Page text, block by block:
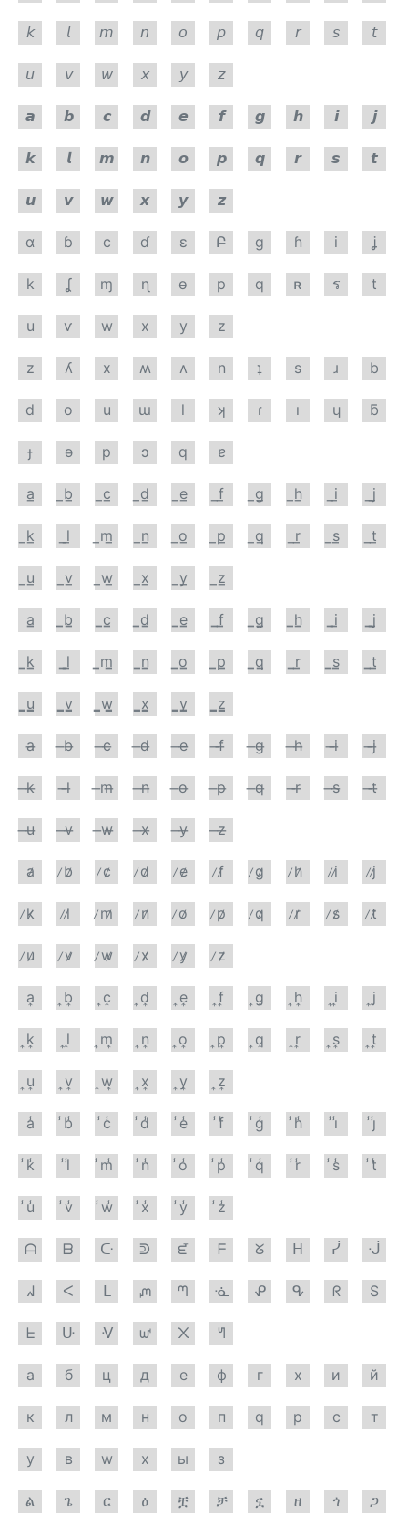
𝘬 𝘭 𝘮 𝘯 𝘰 𝘱 𝘲 𝘳 𝘴 𝘵
𝘶 𝘷 𝘸 𝘹 𝘺 𝘻
𝙖 𝙗 𝙘 𝙙 𝙚 𝙛 𝙜 𝙝 𝙞 𝙟
𝙠 𝙡 𝙢 𝙣 𝙤 𝙥 𝙦 𝙧 𝙨 𝙩
𝙪 𝙫 𝙬 𝙭 𝙮 𝙯
ɑ ɓ c ɗ ɛ Բ g ɦ i ʝ
k ʆ ɱ ɳ ѳ p q ʀ ร t
u ѵ w x y z
z ʎ x ʍ ʌ n ʇ s ɹ b
d o u ɯ l ʞ ɾ ı ɥ ƃ
ɟ ǝ p ɔ q ɐ
a̲ ̲b̲ ̲c̲ ̲d̲ ̲e̲ ̲f̲ ̲g̲ ̲h̲ ̲i̲ ̲j̲
̲k̲ ̲l̲ ̲m̲ ̲n̲ ̲o̲ ̲p̲ ̲q̲ ̲r̲ ̲s̲ ̲t̲
̲u̲ ̲v̲ ̲w̲ ̲x̲ ̲y̲ ̲z̲
a̳ ̳b̳ ̳c̳ ̳d̳ ̳e̳ ̳f̳ ̳g̳ ̳h̳ ̳i̳ ̳j̳
̳k̳ ̳l̳ ̳m̳ ̳n̳ ̳o̳ ̳p̳ ̳q̳ ̳r̳ ̳s̳ ̳t̳
̳u̳ ̳v̳ ̳w̳ ̳x̳ ̳y̳ ̳z̳
a̶ ̶b̶ ̶c̶ ̶d̶ ̶e̶ ̶f̶ ̶g̶ ̶h̶ ̶i̶ ̶j̶
̶k̶ ̶l̶ ̶m̶ ̶n̶ ̶o̶ ̶p̶ ̶q̶ ̶r̶ ̶s̶ ̶t̶
̶u̶ ̶v̶ ̶w̶ ̶x̶ ̶y̶ ̶z̶
a̷ ̷b̷ ̷c̷ ̷d̷ ̷e̷ ̷f̷ ̷g̷ ̷h̷ ̷i̷ ̷j̷
̷k̷ ̷l̷ ̷m̷ ̷n̷ ̷o̷ ̷p̷ ̷q̷ ̷r̷ ̷s̷ ̷t̷
̷u̷ ̷v̷ ̷w̷ ̷x̷ ̷y̷ ̷z̷
a͎ ͎b͎ ͎c͎ ͎d͎ ͎e͎ ͎f͎ ͎g͎ ͎h͎ ͎i͎ ͎j͎
͎k͎ ͎l͎ ͎m͎ ͎n͎ ͎o͎ ͎p͎ ͎q͎ ͎r͎ ͎s͎ ͎t͎
͎u͎ ͎v͎ ͎w͎ ͎x͎ ͎y͎ ͎z͎
a̾ ̾b̾ ̾c̾ ̾d̾ ̾e̾ ̾f̾ ̾g̾ ̾h̾ ̾i̾ ̾j̾
̾k̾ ̾l̾ ̾m̾ ̾n̾ ̾o̾ ̾p̾ ̾q̾ ̾r̾ ̾s̾ ̾t̾
̾u̾ ̾v̾ ̾w̾ ̾x̾ ̾y̾ ̾z̾
ᗩ ᗷ ᑢ ᕲ ᘿ ᖴ ᘜ ᕼ ᓰ ᒚ
ᖽ ᐸ ᒪ ᘻ ᘉ ᓍ ᕵ ᕴ ᖇ S
ᖶ ᑘ ᐺ ᘺ ᙭ ᖻ
а б ц д е ф г х и й
к л м н о п q р с т
у в w х ы з
ል ጌ ር ዕ ቿ ቻ ኗ ዘ ጎ ጋ